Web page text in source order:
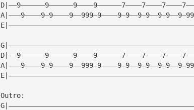
Outro: